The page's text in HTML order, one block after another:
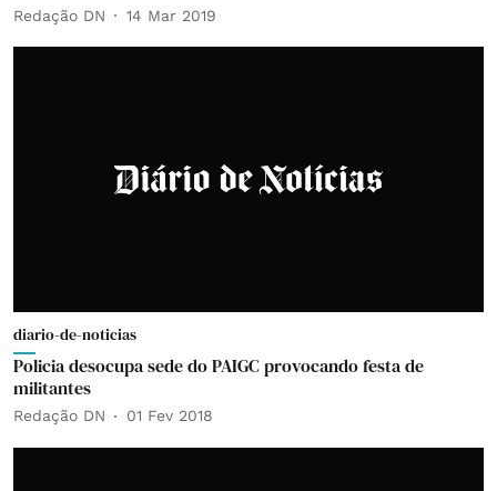
Redação DN 14 Mar 2019
diario-de-noticias
Policia desocupa sede do PAIGC provocando festa de
militantes
Redação DN 01 Fev 2018